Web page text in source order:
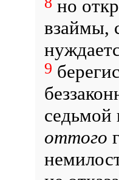
но
взаймы,
9
седьмой
оттого